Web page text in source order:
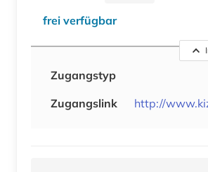
frei verfügbar
Zugangstyp
Zugangslink
http://